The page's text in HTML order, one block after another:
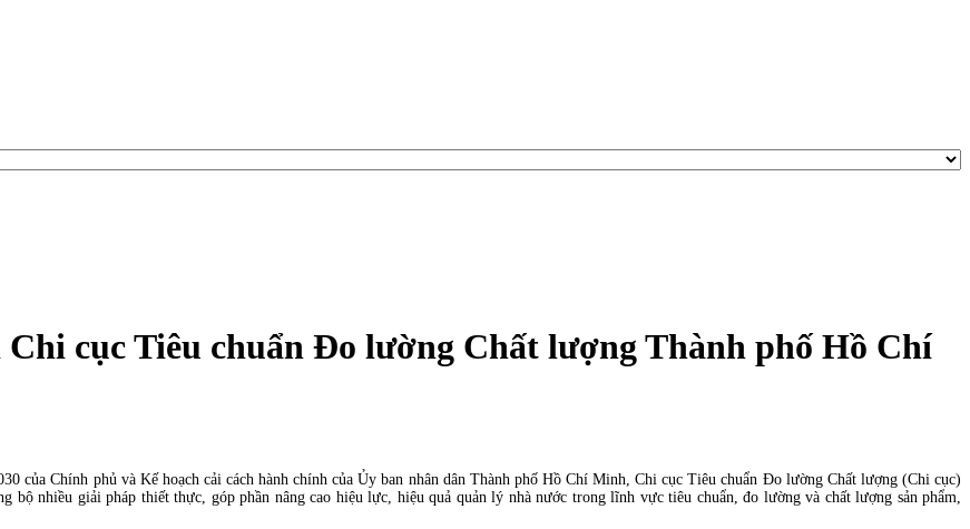
cục Tiêu chuẩn Đo lường Chất lượng Thành phố Hồ Chí
của Chính phủ và Kế hoạch cải cách hành chính của Ủy ban nhân dân Thành phố Hồ Chí Minh, Chi cục Tiêu chuẩn Đo lường Chất lượng (Chi cục)
nhiều giải pháp thiết thực, góp phần nâng cao hiệu lực, hiệu quả quản lý nhà nước trong lĩnh vực tiêu chuẩn, đo lường và chất lượng sản phẩm,